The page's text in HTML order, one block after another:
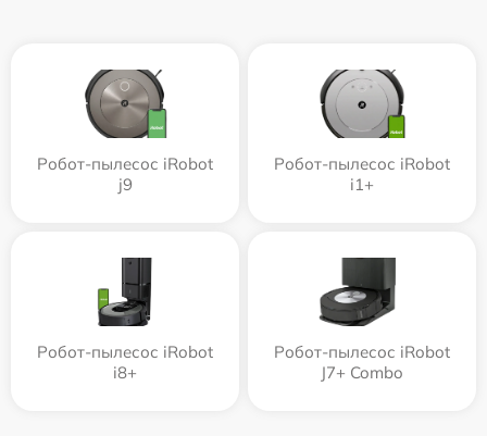
Робот-пылесос iRobot
j9
Робот-пылесос iRobot
i1+
Робот-пылесос iRobot
i8+
Робот-пылесос iRobot
J7+ Combo